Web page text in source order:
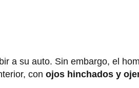
a su auto. Sin embargo, el
con ojos hinchados y